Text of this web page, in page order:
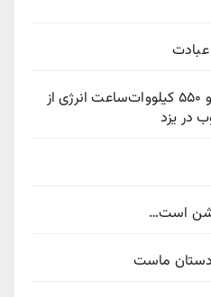
احصا دو میلیون و ۵۰۹ هزار و ۵۵۰ کیلووات‌ساعت انرژی از
در یزد
است…
دستان ماست